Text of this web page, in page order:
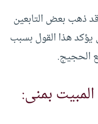
ذهب بعض التابعين
يؤكد هذا القول بسبب
الحجيج.
بمنى: